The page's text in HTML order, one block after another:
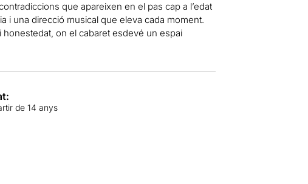
que apareixen en el pas cap a l’edat
i una direcció musical que eleva cada moment.
on el cabaret esdevé un espai
de 14 anys